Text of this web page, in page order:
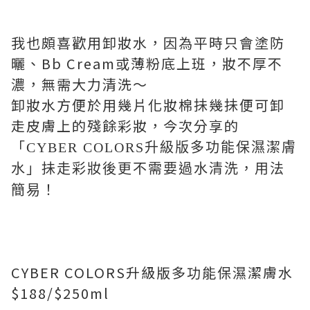
我也頗喜歡用卸妝水，因為平時只會塗防
曬、Bb Cream或薄粉底上班，妝不厚不
濃，無需大力清洗〜
卸妝水方便於用幾片化妝棉抺幾抺便可卸
走皮膚上的殘餘彩妝，今次分享的
「CYBER COLORS升級版多功能保濕潔膚
水」抺走彩妝後更不需要過水清洗，用法
簡易！
CYBER COLORS升級版多功能保濕潔膚水
$188/$250ml